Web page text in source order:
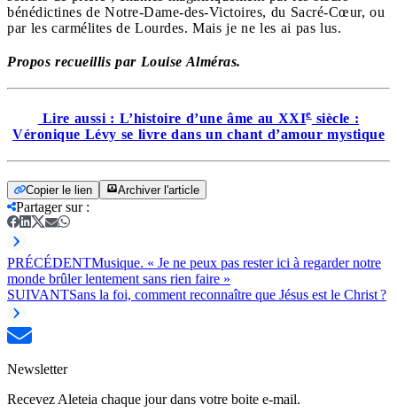
bénédictines de Notre-Dame-des-Victoires, du Sacré-Cœur, ou
par les carmélites de Lourdes. Mais je ne les ai pas lus.
Propos recueillis par Louise Alméras.
Lire aussi : L’histoire d’une âme au XXIesiècle :
Véronique Lévy se livre dans un chant d’amour mystique
Copier le lien Archiver l'article
Partager sur:
PRÉCÉDENTMusique. « Je ne peux pas rester ici à regarder notre
monde brûler lentement sans rien faire »
SUIVANTSans la foi, comment reconnaître que Jésus est le Christ ?
Newsletter
Recevez Aleteia chaque jour dans votre boite e-mail.